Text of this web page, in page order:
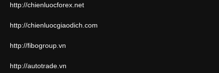
http://chienluocforex.net
http://chienluocgiaodich.com
http://fibogroup.vn
http://autotrade.vn